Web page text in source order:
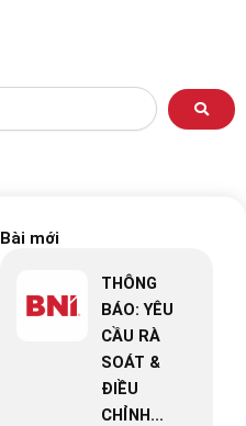
Bài mới
THÔNG
BÁO: YÊU
CẦU RÀ
SOÁT &
ĐIỀU
CHỈNH...